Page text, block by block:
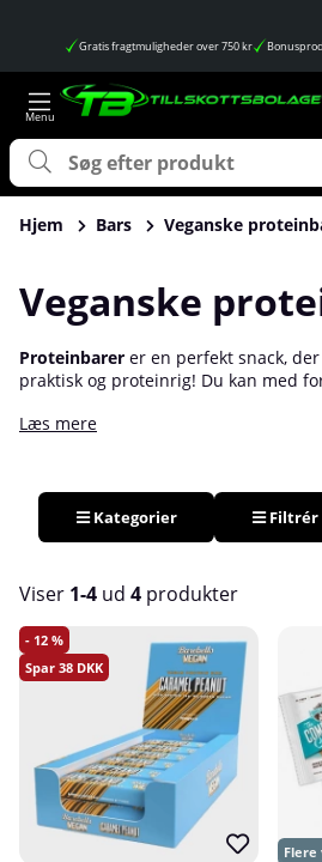
Gratis fragtmuligheder over 750 kr
Hjem Bars Veganske
Veganske
Proteinbarer er en perfekt snack,
praktisk og proteinrig! Du kan med
kan det være svært i junglen af alle
vegansk bar! Fordelen ved disse er,
energi, samtidig med at de smager
nogen animalske produkter. Hos os
Læs mere
Kategorier Filtrér
Viser 1-4 ud 4 produkter
Produkter
12
38